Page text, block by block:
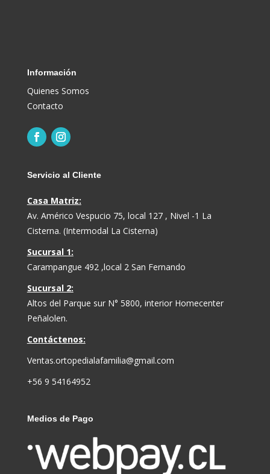
Información
Quienes Somos
Contacto
Servicio al Cliente
Casa Matriz:
Av. Américo Vespucio 75, local 127 , Nivel -1 La
Cisterna. (Intermodal La Cisterna)
Sucursal 1:
Carampangue 492 ,local 2 San Fernando
Sucursal 2:
Altos del Parque sur N° 5800, interior Homecenter
Peñalolen.
Contáctenos:
Ventas.ortopedialafamilia@gmail.com
+56 9 54164952
Medios de Pago